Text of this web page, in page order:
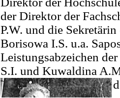
der Direktor der
P.W. und die
Borisowa I.S. u.a.
Leistungsabzeichen
S.I. und Kuwaldina